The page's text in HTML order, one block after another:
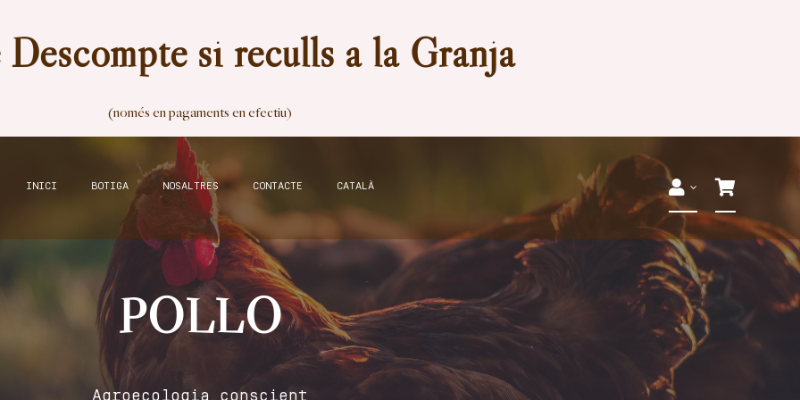
Descompte si reculls a la Granja
(només en pagaments en efectiu)
INICI BOTIGA NOSALTRES CONTACTE CATALÀ
POLLO